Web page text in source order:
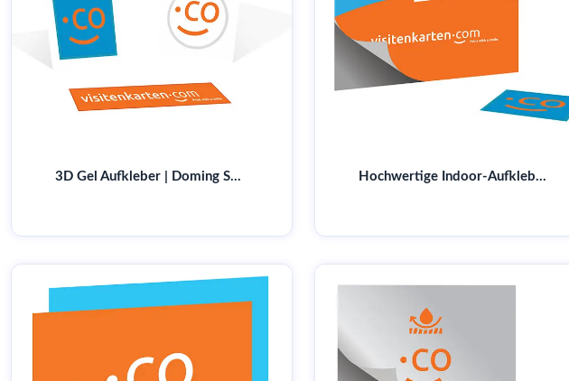
3D Gel Aufkleber | Doming Sticker | Top Qualität Hochwertige Indoor-Aufkleber: Langlebig & leicht anzubringen